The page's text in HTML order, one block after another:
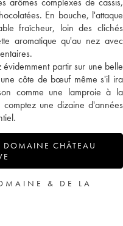
En bouche, l'attaque
fraîcheur, loin des clichés
aromatique qu'au nez avec
partir sur une belle
côte de bœuf même s'il ira
comme une lamproie à la
une dizaine d'années
DOMAINE CHÂTEAU
& DE LA